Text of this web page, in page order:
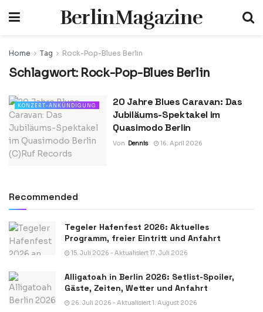
BerlinMagazine
Home Tag Rock-Pop-Blues Berlin
Schlagwort: Rock-Pop-Blues Berlin
KONZERT-ANKÜNDIGUNG
20 Jahre Blues Caravan: Das
Jubiläums-Spektakel im
Quasimodo Berlin
Von Dennis 16. April 2026
Recommended
Tegeler Hafenfest 2026: Aktuelles
Programm, freier Eintritt und Anfahrt
15. Juli 2026 - Aktualisiert 17. Juli 2026
Alligatoah in Berlin 2026: Setlist-Spoiler,
Gäste, Zeiten, Wetter und Anfahrt
26. Juli 2026 - Aktualisiert 1. August 2026